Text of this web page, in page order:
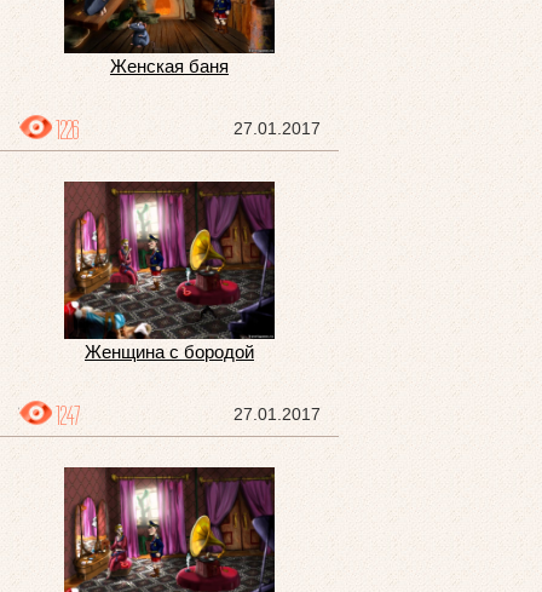
Женская баня
27.01.2017
1226
Женщина с бородой
27.01.2017
1247